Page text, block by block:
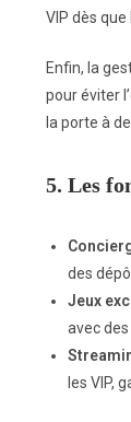
VIP dès
Enfin, la
pour éviter
la porte à
5. Les
des
Jeux
avec
les VIP,